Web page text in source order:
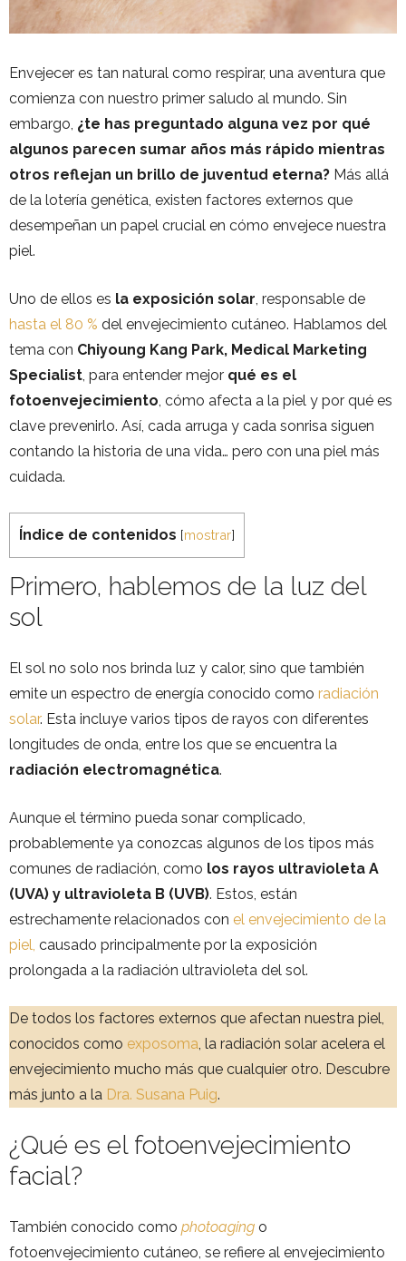
Envejecer es tan natural como respirar, una aventura que
comienza con nuestro primer saludo al mundo. Sin
embargo, ¿te has preguntado alguna vez por qué
algunos parecen sumar años más rápido mientras
otros reflejan un brillo de juventud eterna? Más allá
de la lotería genética, existen factores externos que
desempeñan un papel crucial en cómo envejece nuestra
piel.
Uno de ellos es la exposición solar, responsable de
hasta el 80 % del envejecimiento cutáneo. Hablamos del
tema con Chiyoung Kang Park, Medical Marketing
Specialist, para entender mejor qué es el
fotoenvejecimiento, cómo afecta a la piel y por qué es
clave prevenirlo. Así, cada arruga y cada sonrisa siguen
contando la historia de una vida… pero con una piel más
cuidada.
Índice de contenidos [mostrar]
Primero, hablemos de la luz del
sol
El sol no solo nos brinda luz y calor, sino que también
emite un espectro de energía conocido como radiación
solar. Esta incluye varios tipos de rayos con diferentes
longitudes de onda, entre los que se encuentra la
radiación electromagnética.
Aunque el término pueda sonar complicado,
probablemente ya conozcas algunos de los tipos más
comunes de radiación, como los rayos ultravioleta A
(UVA) y ultravioleta B (UVB). Estos, están
estrechamente relacionados con el envejecimiento de la
piel, causado principalmente por la exposición
prolongada a la radiación ultravioleta del sol.
De todos los factores externos que afectan nuestra piel,
conocidos como exposoma, la radiación solar acelera el
envejecimiento mucho más que cualquier otro. Descubre
más junto a la Dra. Susana Puig.
¿Qué es el fotoenvejecimiento
facial?
También conocido como photoaging o
fotoenvejecimiento cutáneo, se refiere al envejecimiento